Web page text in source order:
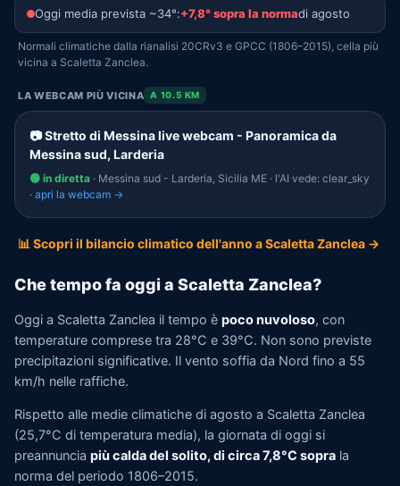
Oggi media prevista ~34°:+7,8° sopra la normadi agosto
Normali climatiche dalla rianalisi 20CRv3 e GPCC (1806–2015), cella più
vicina a Scaletta Zanclea.
LA WEBCAM PIÙ VICINA A 10.5 KM
📷 Stretto di Messina live webcam - Panoramica da
Messina sud, Larderia
🟢 in diretta · Messina sud - Larderia, Sicilia ME · l'AI vede: clear_sky
· apri la webcam →
📊 Scopri il bilancio climatico dell'anno a Scaletta Zanclea →
Che tempo fa oggi a Scaletta Zanclea?
Oggi a Scaletta Zanclea il tempo è poco nuvoloso, con
temperature comprese tra 28°C e 39°C. Non sono previste
precipitazioni significative. Il vento soffia da Nord fino a 55
km/h nelle raffiche.
Rispetto alle medie climatiche di agosto a Scaletta Zanclea
(25,7°C di temperatura media), la giornata di oggi si
preannuncia più calda del solito, di circa 7,8°C sopra la
norma del periodo 1806–2015.